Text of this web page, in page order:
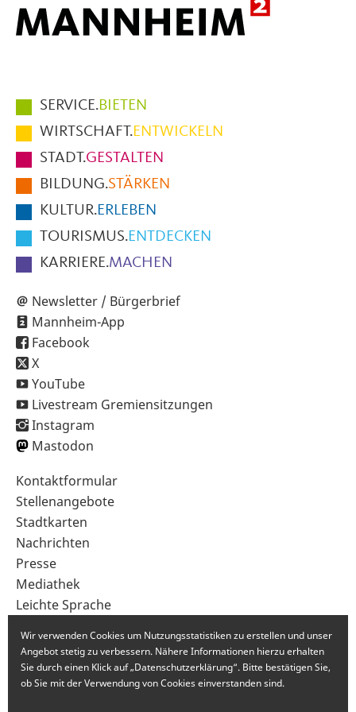
Hauptmenüpunkte
im
Fußbereich
der
Seite
SERVICE.BIETEN
WIRTSCHAFT.ENTWICKELN
STADT.GESTALTEN
BILDUNG.STÄRKEN
KULTUR.ERLEBEN
TOURISMUS.ENTDECKEN
KARRIERE.MACHEN
Newsletter / Bürgerbrief
Mannheim-App
Facebook
X
YouTube
Livestream Gremiensitzungen
Instagram
Mastodon
Sekundärnavigation
im
Fußbereich
Kontaktformular
Stellenangebote
Stadtkarten
Nachrichten
Presse
Mediathek
Leichte Sprache
Wir verwenden Cookies um Nutzungsstatistiken zu erstellen und unser
Angebot stetig zu verbessern. Nähere Informationen hierzu erhalten
Sie durch einen Klick auf „Datenschutzerklärung“. Bitte bestätigen Sie,
ob Sie mit der Verwendung von Cookies einverstanden sind.